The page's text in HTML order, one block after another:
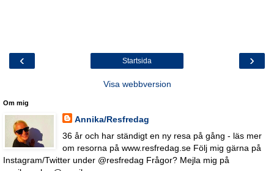
‹ ›
Startsida
Visa webbversion
Om mig
Annika/Resfredag
36 år och har ständigt en ny resa på gång - läs mer
om resorna på www.resfredag.se Följ mig gärna på
Instagram/Twitter under @resfredag Frågor? Mejla mig på